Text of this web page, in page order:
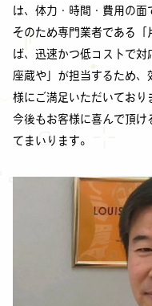
は、体力・時間・費用の面
そのため専門業者である「
ば、迅速かつ低コストで
座蔵や」が担当するため
様にご満足いただいており
今後もお客様に喜んで頂け
てまいります。